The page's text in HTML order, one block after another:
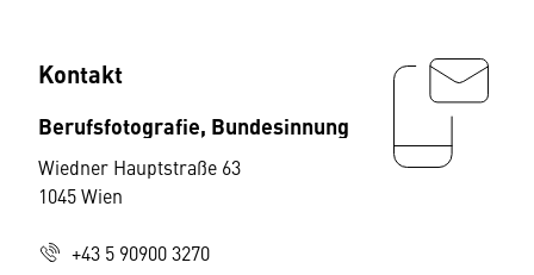
Kontakt
Berufsfotografie, Bundesinnung
Wiedner Hauptstraße 63
1045 Wien
+43 5 90900 3270